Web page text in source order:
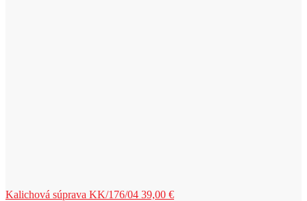
Kalichová súprava KK/176/04 39,00 €